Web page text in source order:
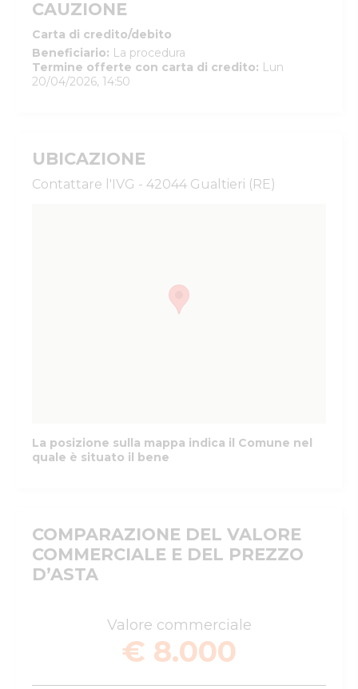
CAUZIONE
Carta di credito/debito
Beneficiario: La procedura
Termine offerte con carta di credito: Lun
20/04/2026, 14:50
UBICAZIONE
Contattare l'IVG - 42044 Gualtieri (RE)
La posizione sulla mappa indica il Comune nel
quale è situato il bene
COMPARAZIONE DEL VALORE
COMMERCIALE E DEL PREZZO
D’ASTA
Valore commerciale
€ 8.000